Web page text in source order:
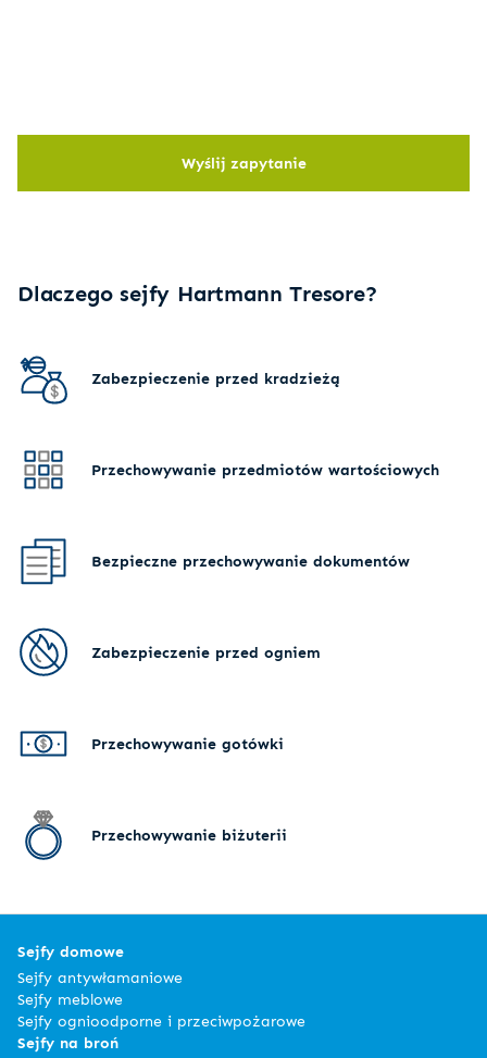
Wyślij zapytanie
Dlaczego sejfy Hartmann Tresore?
Zabezpieczenie przed kradzieżą
Przechowywanie przedmiotów wartościowych
Bezpieczne przechowywanie dokumentów
Zabezpieczenie przed ogniem
Przechowywanie gotówki
Przechowywanie biżuterii
Sejfy domowe
Sejfy antywłamaniowe
Sejfy meblowe
Sejfy ognioodporne i przeciwpożarowe
Sejfy na broń